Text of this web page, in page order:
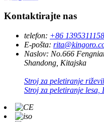
Kontaktirajte nas
telefon: +86
E-pošta:
Naslov: No.666
Shandong, Kitajska
Stroj za peletiranje
Stroj za peletiranje